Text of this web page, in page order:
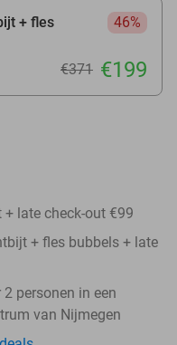
+ fles
46%
€371 €199
late check-out €99
+ fles bubbels + late
personen in een
van Nijmegen